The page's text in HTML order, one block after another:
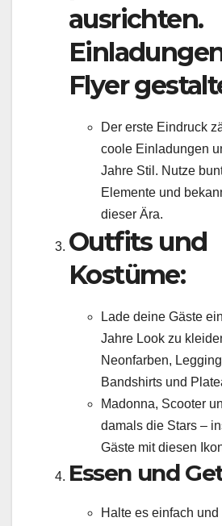
ausrichten.
Flyer
Der erste Eindruck
coole Einladungen
Jahre Stil. Nutze
Elemente und
dieser Ära.
Outfits und
Kostüme:
Lade deine Gäste
Jahre Look zu
Neonfarben,
Bandshirts und
Madonna, Scooter
damals die Stars –
Gäste mit diesen
Essen und
Halte es einfach und